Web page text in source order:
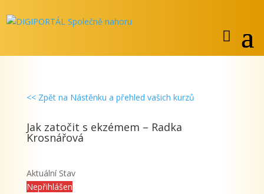
<< Zpět na Nástěnku a přehled vašich kurzů
Jak zatočit s ekzémem – Radka
Krosnářová
Aktuální Stav
Nepřihlášen